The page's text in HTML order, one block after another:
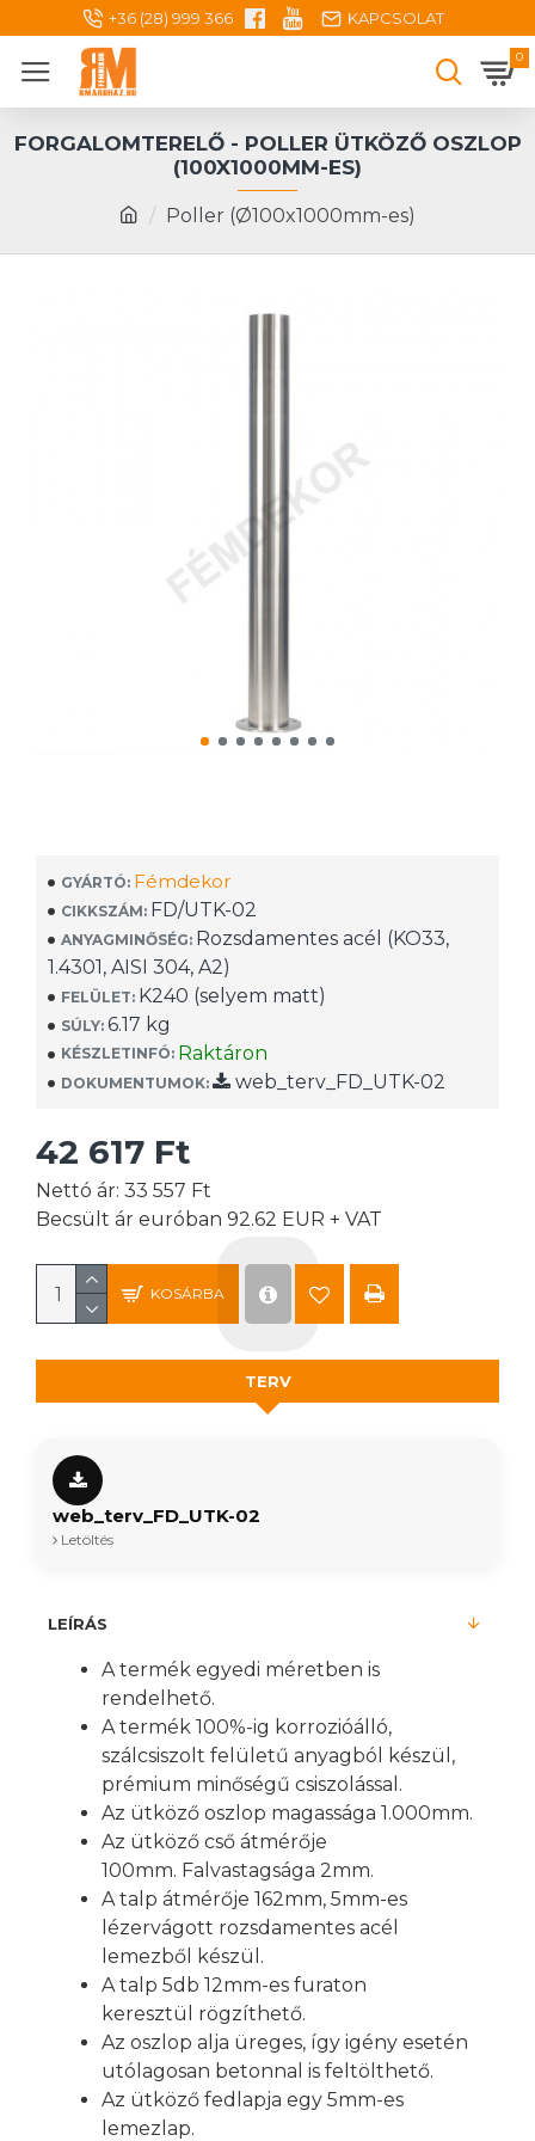
+36 (28) 999 366 KAPCSOLAT
0
Poller (Ø100x1000mm-es)
FORGALOMTERELŐ - POLLER ÜTKÖZŐ OSZLOP
(100X1000MM-ES)
GYÁRTÓ: Fémdekor
CIKKSZÁM: FD/UTK-02
ANYAGMINŐSÉG: Rozsdamentes acél (KO33,
1.4301, AISI 304, A2)
FELÜLET: K240 (selyem matt)
SÚLY: 6.17 kg
KÉSZLETINFÓ: Raktáron
DOKUMENTUMOK: web_terv_FD_UTK-02
42 617 Ft
Nettó ár: 33 557 Ft
Becsült ár euróban 92.62 EUR + VAT
KOSÁRBA
TERV
web_terv_FD_UTK-02
Letöltés
LEÍRÁS
A termék egyedi méretben is
rendelhető.
A termék 100%-ig korrozióálló,
szálcsiszolt felületű anyagból készül,
prémium minőségű csiszolással.
Az ütköző oszlop magassága 1.000mm.
Az ütköző cső átmérője
100mm. Falvastagsága 2mm.
A talp átmérője 162mm, 5mm-es
lézervágott rozsdamentes acél
lemezből készül.
A talp 5db 12mm-es furaton
keresztül rögzíthető.
Az oszlop alja üreges, így igény esetén
utólagosan betonnal is feltölthető.
Az ütköző fedlapja egy 5mm-es
lemezlap.